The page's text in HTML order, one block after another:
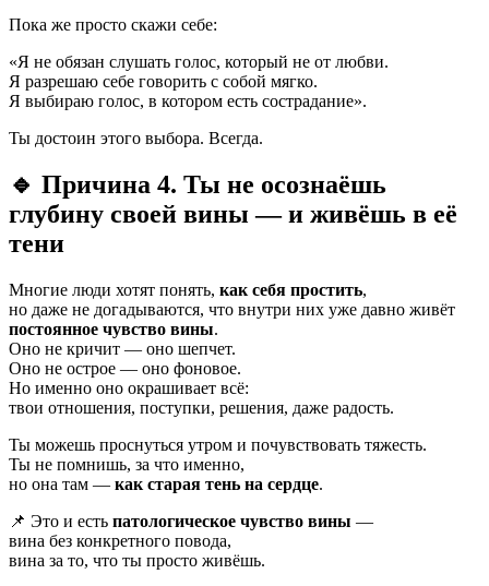
Пока же просто скажи себе:
«Я не обязан слушать голос, который не от любви.
Я разрешаю себе говорить с собой мягко.
Я выбираю голос, в котором есть сострадание».
Ты достоин этого выбора. Всегда.
🔹 Причина 4. Ты не осознаёшь
глубину своей вины — и живёшь в её
тени
Многие люди хотят понять, как себя простить,
но даже не догадываются, что внутри них уже давно живёт
постоянное чувство вины.
Оно не кричит — оно шепчет.
Оно не острое — оно фоновое.
Но именно оно окрашивает всё:
твои отношения, поступки, решения, даже радость.
Ты можешь проснуться утром и почувствовать тяжесть.
Ты не помнишь, за что именно,
но она там — как старая тень на сердце.
📌 Это и есть патологическое чувство вины —
вина без конкретного повода,
вина за то, что ты просто живёшь.